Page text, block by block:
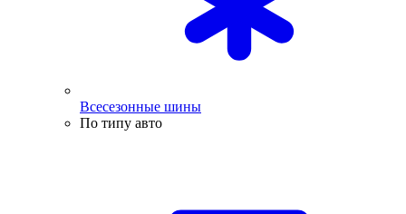
Всесезонные шины
По типу авто